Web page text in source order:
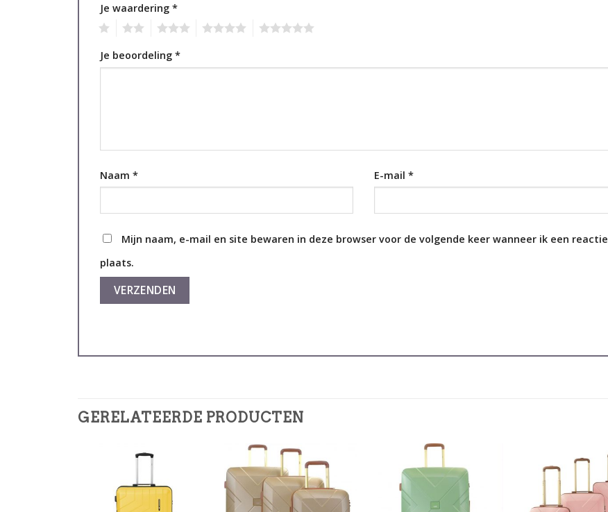
Je waardering *
Je beoordeling *
Naam * E-mail *
Mijn naam, e-mail en site bewaren in deze browser voor de volgende keer wanneer ik een reactie
plaats.
GERELATEERDE PRODUCTEN